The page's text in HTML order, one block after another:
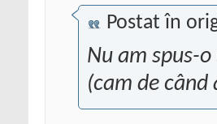
Postat în
Nu am spus-
(cam de